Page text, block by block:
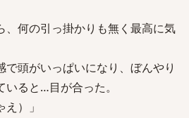
、何の引っ掛かりも無く最高に気
頭がいっぱいになり、ぼんやり
ると…目が合った。
）」